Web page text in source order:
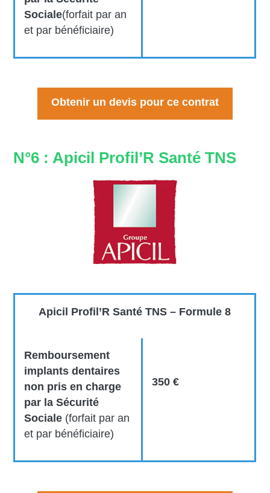
Sociale(forfait par an
et par bénéficiaire)
Obtenir un devis pour ce contrat
N°6 : Apicil Profil’R Santé TNS
Apicil Profil’R Santé TNS – Formule 8
Remboursement
implants dentaires
non pris en charge
par la Sécurité
Sociale (forfait par an
et par bénéficiaire)
350 €